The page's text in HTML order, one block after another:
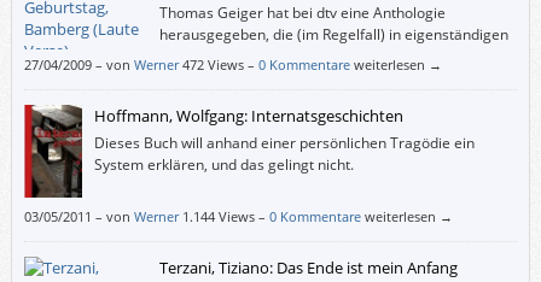
Thomas Geiger hat bei dtv eine Anthologie
herausgegeben, die (im Regelfall) in eigenständigen
Lyrikbänden veröffentlichte Gedichte von deutschen
27/04/2009– von Werner 472 Views – 0 Kommentare weiterlesen →
Hoffmann, Wolfgang: Internatsgeschichten
Dieses Buch will anhand einer persönlichen Tragödie ein
System erklären, und das gelingt nicht.
03/05/2011 – von Werner 1.144 Views – 0 Kommentare weiterlesen →
Terzani, Tiziano: Das Ende ist mein Anfang